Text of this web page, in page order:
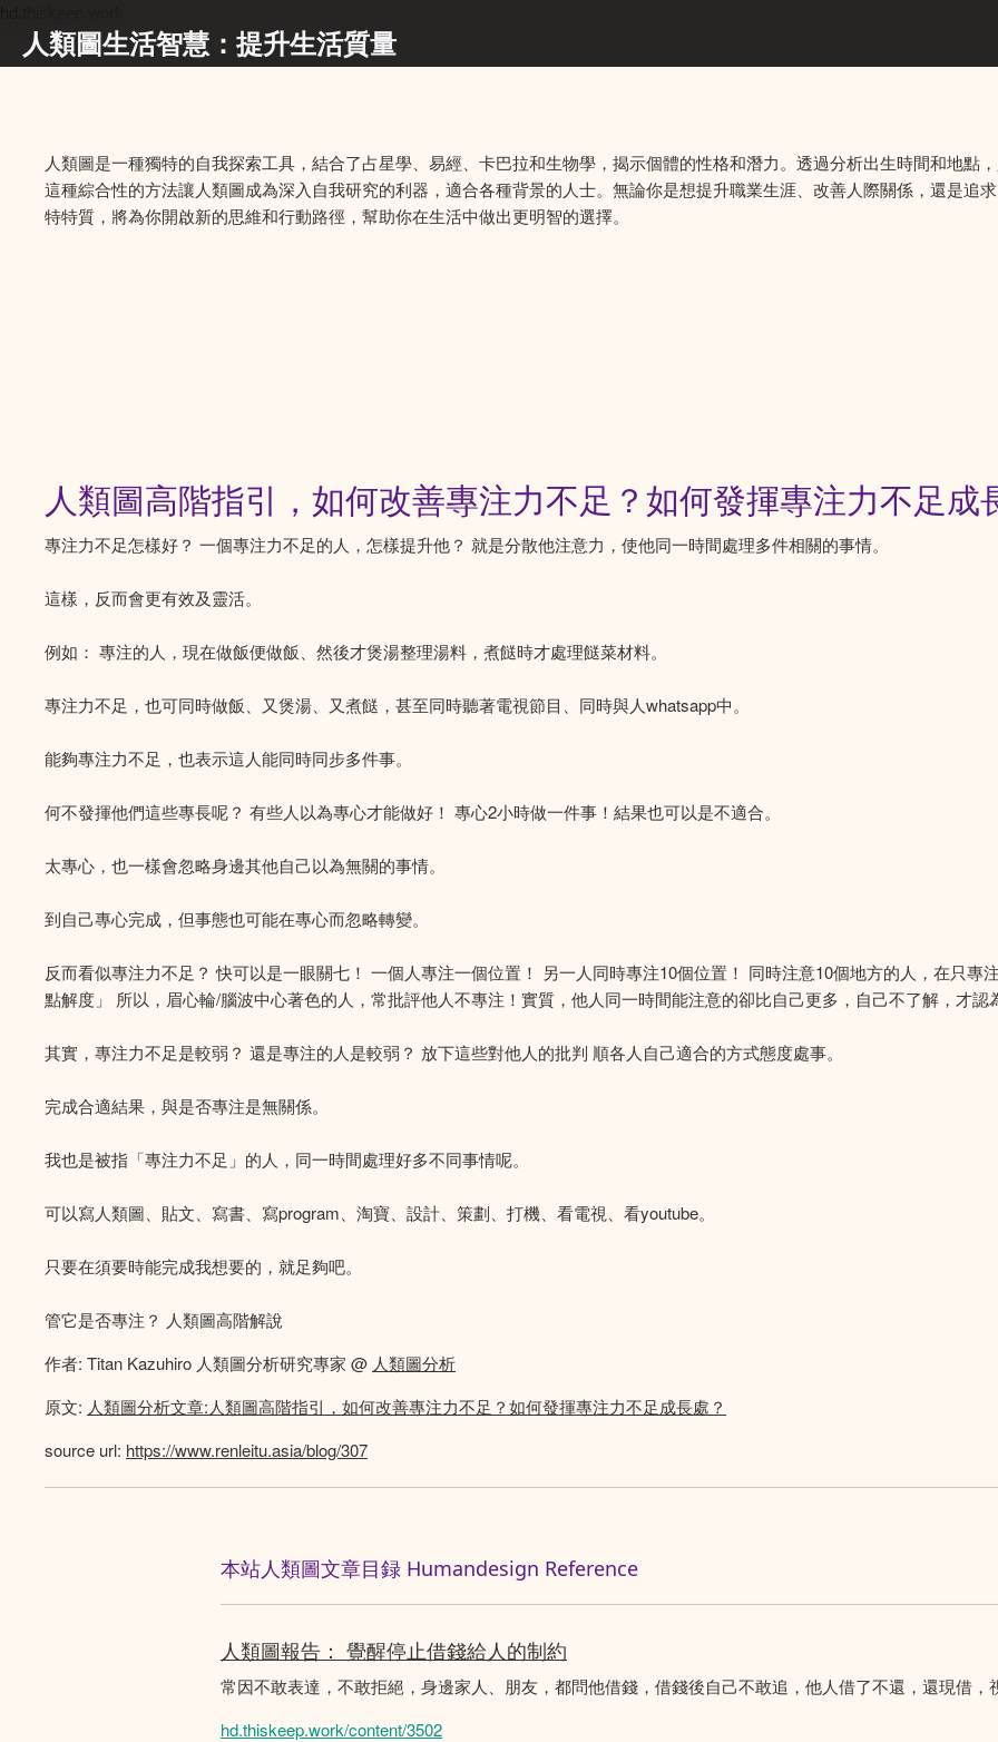
人類圖生活智慧：提升生活質量
人類圖是一種獨特的自我探索工具，結合了占星學、易經、卡巴拉和生物學，揭示個體的性格和潛力。透過分析出生時間和地點
這種綜合性的方法讓人類圖成為深入自我研究的利器，適合各種背景的人士。無論你是想提升職業生涯、改善人際關係，還是追
特特質，將為你開啟新的思維和行動路徑，幫助你在生活中做出更明智的選擇。
人類圖高階指引，如何改善專注力不足？如何發揮專注力不足成
專注力不足怎樣好？ 一個專注力不足的人，怎樣提升他？ 就是分散他注意力，使他同一時間處理多件相關的事情。
這樣，反而會更有效及靈活。
例如： 專注的人，現在做飯便做飯、然後才煲湯整理湯料，煮餸時才處理餸菜材料。
專注力不足，也可同時做飯、又煲湯、又煮餸，甚至同時聽著電視節目、同時與人whatsapp中。
能夠專注力不足，也表示這人能同時同步多件事。
何不發揮他們這些專長呢？ 有些人以為專心才能做好！ 專心2小時做一件事！結果也可以是不適合。
太專心，也一樣會忽略身邊其他自己以為無關的事情。
到自己專心完成，但事態也可能在專心而忽略轉變。
反而看似專注力不足？ 快可以是一眼關七！ 一個人專注一個位置！ 另一人同時專注10個位置！ 同時注意10個地方的人，在只
點解度」 所以，眉心輪/腦波中心著色的人，常批評他人不專注！實質，他人同一時間能注意的卻比自己更多，自己不了解，才認
其實，專注力不足是較弱？ 還是專注的人是較弱？ 放下這些對他人的批判 順各人自己適合的方式態度處事。
完成合適結果，與是否專注是無關係。
我也是被指「專注力不足」的人，同一時間處理好多不同事情呢。
可以寫人類圖、貼文、寫書、寫program、淘寶、設計、策劃、打機、看電視、看youtube。
只要在須要時能完成我想要的，就足夠吧。
管它是否專注？ 人類圖高階解說
作者: Titan Kazuhiro 人類圖分析研究專家 @ 人類圖分析
原文: 人類圖分析文章:人類圖高階指引，如何改善專注力不足？如何發揮專注力不足成長處？
source url: https://www.renleitu.asia/blog/307
本站人類圖文章目録 Humandesign Reference
人類圖報告： 覺醒停止借錢給人的制約
常因不敢表達，不敢拒絕，身邊家人、朋友，都問他借錢，借錢後自己不敢追，他人借了不還，還現借，
hd.thiskeep.work/content/3502